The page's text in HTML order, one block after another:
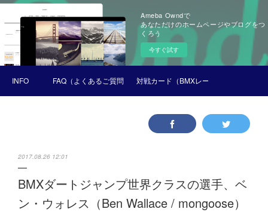
Ameba Owndで
あなただけのホームページやブログをつ
くろう
今すぐ試す
INFO FAQ（よくあるご質問） 対戦カード（BMXレース）
2017.08.26 12:01
BMXダートジャンプ世界クラスの選手、ベ
ン・ウォレス（Ben Wallace / mongoose）